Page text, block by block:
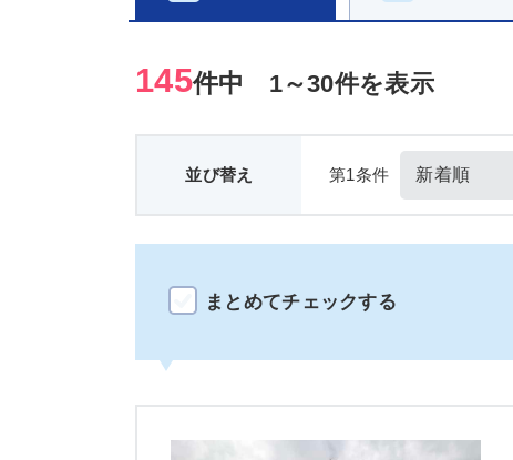
並び替え 第1条件
145件中 1～30件を表示
まとめてチェックする